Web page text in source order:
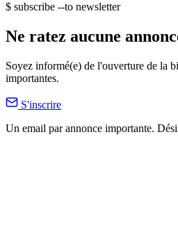
$ subscribe --to newsletter
Ne ratez aucune
Soyez informé(e) de l'ouverture de la
importantes.
S'inscrire
Un email par annonce importante.